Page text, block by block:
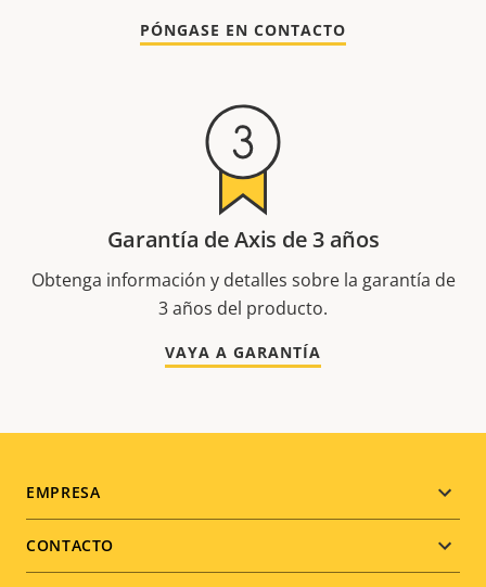
PÓNGASE EN CONTACTO
Garantía de Axis de 3 años
Obtenga información y detalles sobre la garantía de
3 años del producto.
VAYA A GARANTÍA
Footer
menu
EMPRESA
CONTACTO